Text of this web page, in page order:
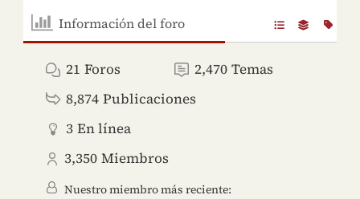
Información del foro
21 Foros 2,470 Temas
8,874 Publicaciones
3 En línea
3,350 Miembros
Nuestro miembro más reciente: